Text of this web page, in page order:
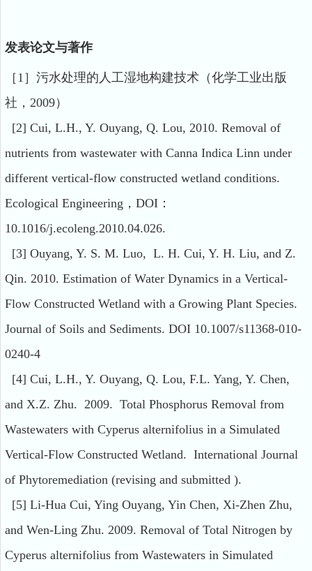
发表论文与著作
［1］污水处理的人工湿地构建技术（化学工业出版
社，2009）
[2] Cui, L.H., Y. Ouyang, Q. Lou, 2010. Removal of
nutrients from wastewater with Canna Indica Linn under
different vertical-flow constructed wetland conditions.
Ecological Engineering，DOI：
10.1016/j.ecoleng.2010.04.026.
[3] Ouyang, Y. S. M. Luo, L. H. Cui, Y. H. Liu, and Z.
Qin. 2010. Estimation of Water Dynamics in a Vertical-
Flow Constructed Wetland with a Growing Plant Species.
Journal of Soils and Sediments. DOI 10.1007/s11368-010-
0240-4
[4] Cui, L.H., Y. Ouyang, Q. Lou, F.L. Yang, Y. Chen,
and X.Z. Zhu. 2009. Total Phosphorus Removal from
Wastewaters with Cyperus alternifolius in a Simulated
Vertical-Flow Constructed Wetland. International Journal
of Phytoremediation (revising and submitted ).
[5] Li-Hua Cui, Ying Ouyang, Yin Chen, Xi-Zhen Zhu,
and Wen-Ling Zhu. 2009. Removal of Total Nitrogen by
Cyperus alternifolius from Wastewaters in Simulated